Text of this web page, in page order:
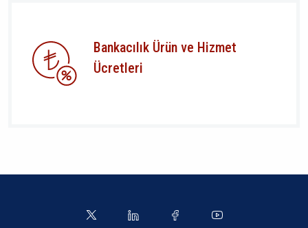
Bankacılık Ürün ve Hizmet
Ücretleri